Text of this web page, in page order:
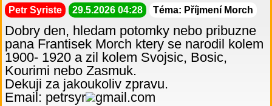
Petr Syriste 29.5.2026 04:28 Téma: Příjmení Morch
Dobry den, hledam potomky nebo pribuzne
pana Frantisek Morch ktery se narodil kolem
1900- 1920 a zil kolem Svojsic, Bosic,
Kourimi nebo Zasmuk.
Dekuji za jakoukoliv zpravu.
Email: petrsyr
gmail.com